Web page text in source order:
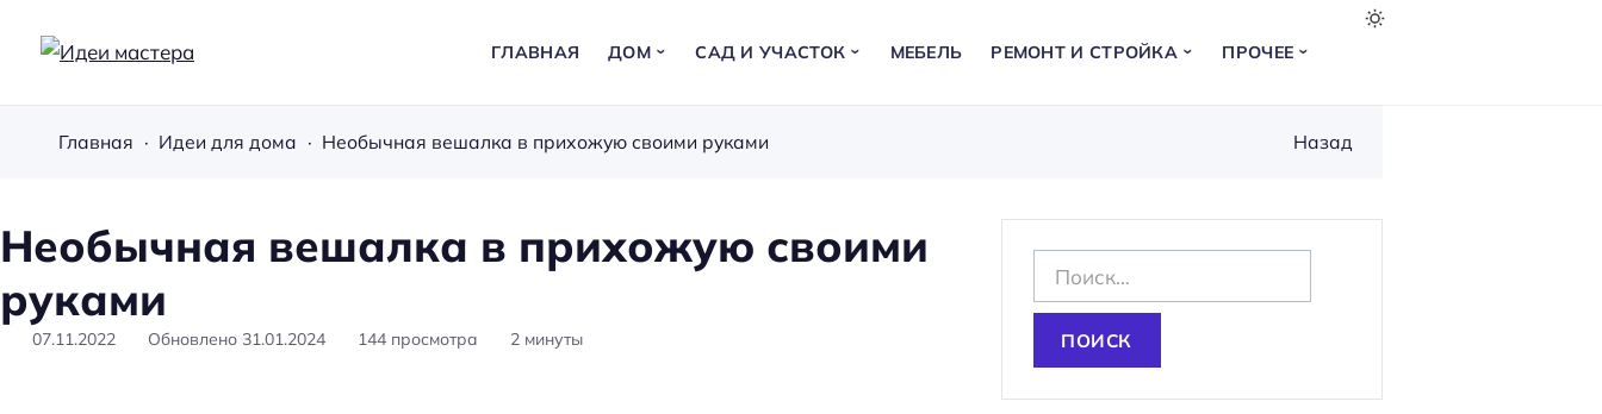
а
т
е
ГЛАВНАЯ ДОМ САД И УЧАСТОК МЕБЕЛЬ РЕМОНТ И СТРОЙКА ПРОЧЕЕ
Главная Идеи для дома Необычная вешалка в прихожую своими руками Назад
Необычная вешалка в прихожую своими
руками
07.11.2022 Обновлено 31.01.2024 144 просмотра 2 минуты
а
т
и